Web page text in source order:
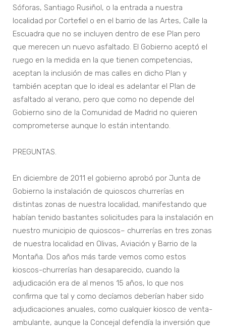
Sóforas, Santiago Rusiñol, o la entrada a nuestra
localidad por Cortefiel o en el barrio de las Artes, Calle la
Escuadra que no se incluyen dentro de ese Plan pero
que merecen un nuevo asfaltado. El Gobierno aceptó el
ruego en la medida en la que tienen competencias,
aceptan la inclusión de mas calles en dicho Plan y
también aceptan que lo ideal es adelantar el Plan de
asfaltado al verano, pero que como no depende del
Gobierno sino de la Comunidad de Madrid no quieren
comprometerse aunque lo están intentando.
PREGUNTAS.
En diciembre de 2011 el gobierno aprobó por Junta de
Gobierno la instalación de quioscos churrerías en
distintas zonas de nuestra localidad, manifestando que
habían tenido bastantes solicitudes para la instalación en
nuestro municipio de quioscos– churrerías en tres zonas
de nuestra localidad en Olivas, Aviación y Barrio de la
Montaña. Dos años más tarde vemos como estos
kioscos-churrerías han desaparecido, cuando la
adjudicación era de al menos 15 años, lo que nos
confirma que tal y como decíamos deberían haber sido
adjudicaciones anuales, como cualquier kiosco de venta-
ambulante, aunque la Concejal defendía la inversión que